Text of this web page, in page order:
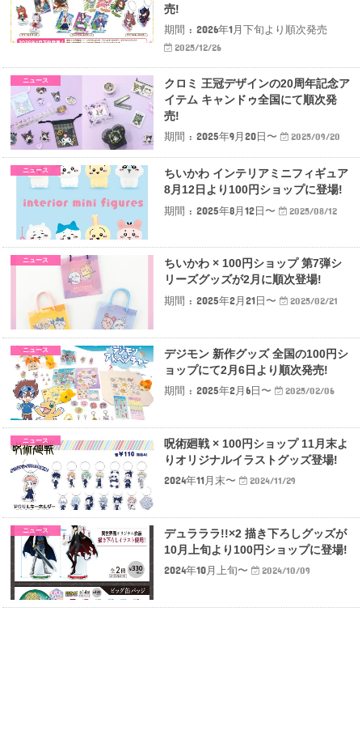
売!
期間 : 2026年1月下旬より順次発売
2025/12/26
ニュース
クロミ 王冠デザインの20周年記念ア
イテム キャンドゥ全国にて順次発
売!
期間 : 2025年9月20日〜
2025/09/20
ニュース
ちいかわ インテリアミニフィギュア
8月12日より100円ショップに登場!
期間 : 2025年8月12日〜
2025/08/12
ニュース
ちいかわ × 100円ショップ 第7弾シ
リーズグッズが2月に順次登場!
期間 : 2025年2月21日〜
2025/02/21
ニュース
デジモン 新作グッズ 全国の100円シ
ョップにて2月6日より順次発売!
期間 : 2025年2月6日〜
2025/02/06
ニュース
呪術廻戦 × 100円ショップ 11月末よ
りオリジナルイラストグッズ登場!
2024年11月末〜
2024/11/29
ニュース
デュラララ!!×2 描き下ろしグッズが
10月上旬より100円ショップに登場!
2024年10月上旬〜
2024/10/09